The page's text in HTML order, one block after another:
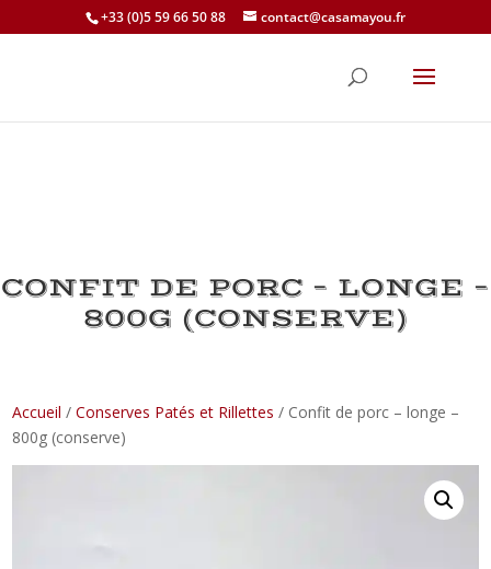
+33 (0)5 59 66 50 88 contact@casamayou.fr
CONFIT DE PORC – LONGE –
800G (CONSERVE)
Accueil /Conserves Patés et Rillettes / Confit de porc – longe –
800g (conserve)